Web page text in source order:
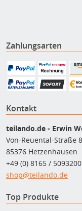
Zahlungsarten
Kontakt
teilando.de - Erwin
Von-Reuental-Straße
85376 Hetzenhausen
+49 (0) 8165 / 5093200
shop@teilando.de
Top Produkte